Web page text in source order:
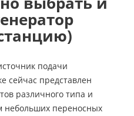
подачи
сейчас представлен
различного типа и
небольших переносных